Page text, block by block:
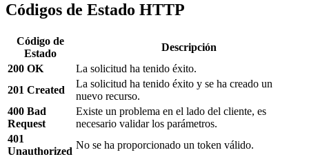
Códigos de Estado HTTP
Código de
Estado
Descripción
200 OK
La solicitud ha tenido éxito.
201 Created
La solicitud ha tenido éxito y se ha creado un
nuevo recurso.
400 Bad
Request
Existe un problema en el lado del cliente, es
necesario validar los parámetros.
401
Unauthorized
No se ha proporcionado un token válido.